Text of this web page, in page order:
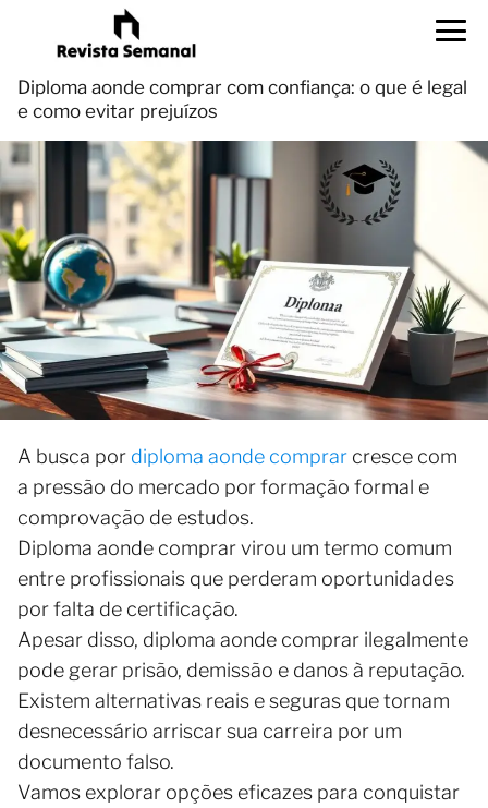
Diploma aonde comprar com confiança: o que é legal
e como evitar prejuízos
A busca por diploma aonde comprar cresce com
a pressão do mercado por formação formal e
comprovação de estudos.
Diploma aonde comprar virou um termo comum
entre profissionais que perderam oportunidades
por falta de certificação.
Apesar disso, diploma aonde comprar ilegalmente
pode gerar prisão, demissão e danos à reputação.
Existem alternativas reais e seguras que tornam
desnecessário arriscar sua carreira por um
documento falso.
Vamos explorar opções eficazes para conquistar